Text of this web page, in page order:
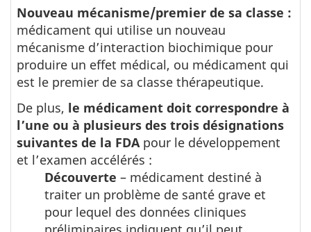
Nouveau mécanisme/premier de sa classe :
médicament qui utilise un nouveau
mécanisme d’interaction biochimique pour
produire un effet médical, ou médicament qui
est le premier de sa classe thérapeutique.
De plus, le médicament doit correspondre à
l’une ou à plusieurs des trois désignations
suivantes de la FDA pour le développement
et l’examen accélérés :
Découverte – médicament destiné à
traiter un problème de santé grave et
pour lequel des données cliniques